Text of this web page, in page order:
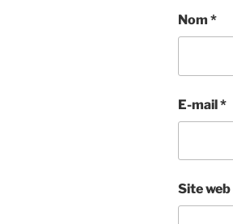
Nom *
E-mail*
Site web